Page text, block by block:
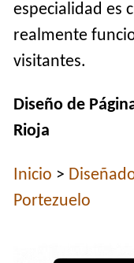
especialidad es
realmente
visitantes.
Diseño de
Rioja
Inicio >
Portezuelo